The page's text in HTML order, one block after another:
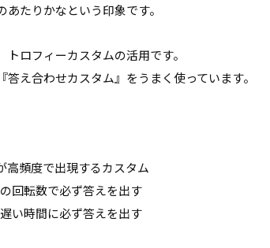
あたりかなという印象です。
トロフィーカスタムの活用です。
答え合わせカスタム』をうまく使っています。
高頻度で出現するカスタム
回転数で必ず答えを出す
い時間に必ず答えを出す